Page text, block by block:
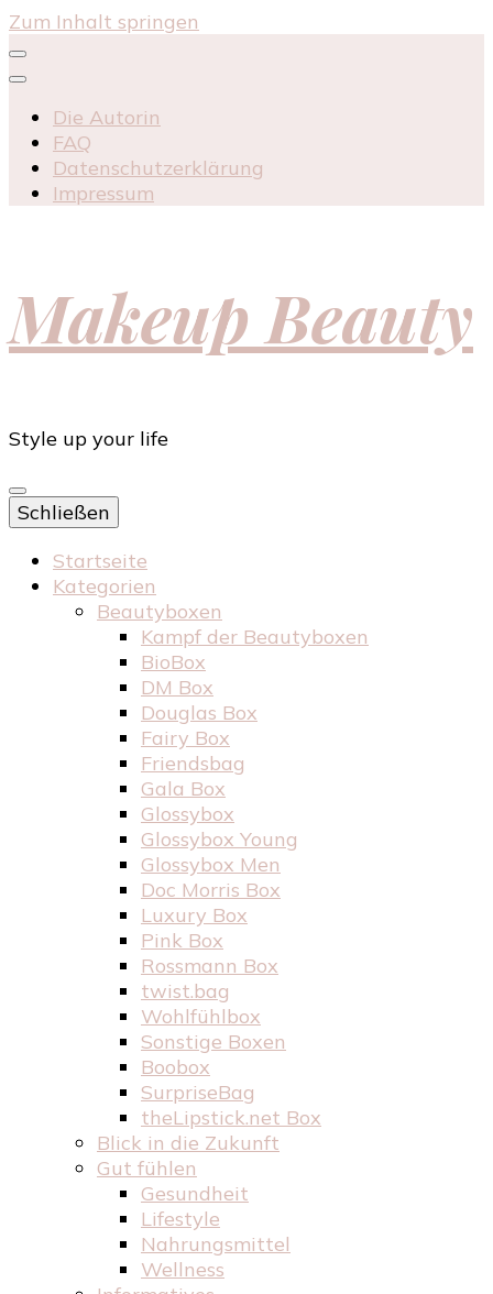
Zum Inhalt springen
Die Autorin
FAQ
Datenschutzerklärung
Impressum
Makeup Beauty
Style up your life
Schließen
Startseite
Kategorien
Beautyboxen
Kampf der Beautyboxen
BioBox
DM Box
Douglas Box
Fairy Box
Friendsbag
Gala Box
Glossybox
Glossybox Young
Glossybox Men
Doc Morris Box
Luxury Box
Pink Box
Rossmann Box
twist.bag
Wohlfühlbox
Sonstige Boxen
Boobox
SurpriseBag
theLipstick.net Box
Blick in die Zukunft
Gut fühlen
Gesundheit
Lifestyle
Nahrungsmittel
Wellness